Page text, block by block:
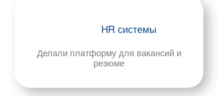
HR системы
Делали платформу для вакансий и
резюме